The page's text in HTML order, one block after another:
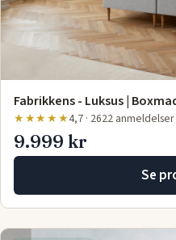
Fabrikkens - Luksus |
★★★★★4,7 · 2622 anmeldelser
9.999 kr
Se